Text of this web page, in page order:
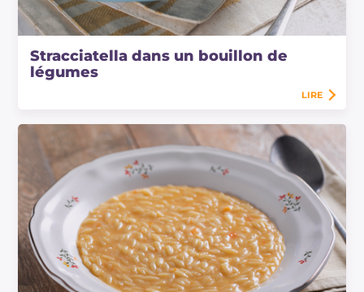
Stracciatella dans un bouillon de
légumes
LIRE